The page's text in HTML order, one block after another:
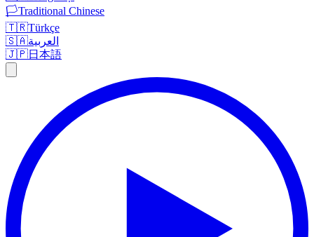
🏳️Traditional Chinese
🇹🇷Türkçe
🇸🇦العربية
🇯🇵日本語